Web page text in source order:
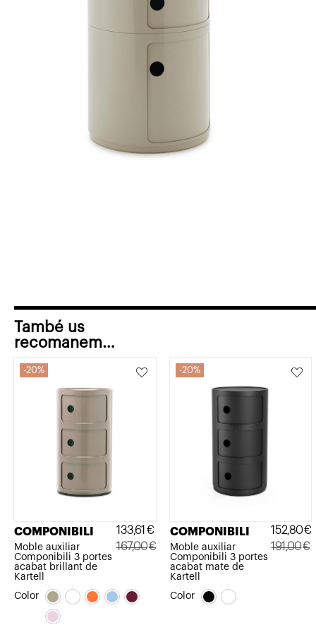
També us
recomanem…
20%
COMPONIBILI
Moble auxiliar
Componibili 3 portes
acabat brillant de
Kartell
167,00€
original
133,61 €
actual
Color
20%
COMPONIBILI
Moble auxiliar
Componibili 3 portes
acabat mate de
Kartell
191,00€
152,80€
Color